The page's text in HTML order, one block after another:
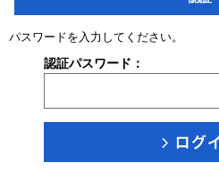
パスワードを入力してください。
認証パスワード：